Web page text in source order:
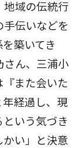
地域の伝統行
伝いなどを
築いてき
さん、三浦小
また会いた
年経過し、現
いう気づき
かい」と決意